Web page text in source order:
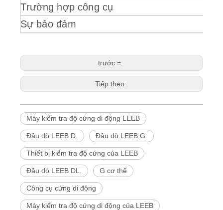
Trường hợp công cụ
Sự bảo đảm
trước =:
Tiếp theo:
Máy kiểm tra độ cứng di động LEEB
Đầu dò LEEB D. Đầu dò LEEB G.
Thiết bị kiểm tra độ cứng của LEEB
Đầu dò LEEB DL. G cơ thể
Công cụ cứng di động
Máy kiểm tra độ cứng di động của LEEB